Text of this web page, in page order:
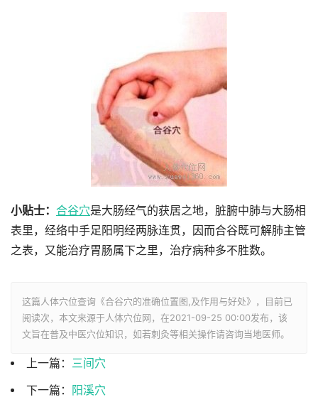
小贴士： 合谷穴是大肠经气的获居之地，脏腑中肺与大肠相
表里，经络中手足阳明经两脉连贯，因而合谷既可解肺主管
之表，又能治疗胃肠属下之里，治疗病种多不胜数。
这篇人体穴位查询《合谷穴的准确位置图,及作用与好处》，目前已
阅读次，本文来源于人体穴位网，在2021-09-25 00:00发布，该
文旨在普及中医穴位知识，如若刺灸等相关操作请咨询当地医师。
上一篇：
三间穴
下一篇：
阳溪穴